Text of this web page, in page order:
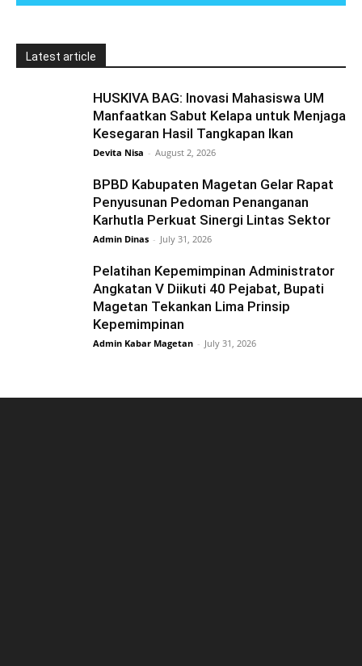
Latest article
HUSKIVA BAG: Inovasi Mahasiswa UM
Manfaatkan Sabut Kelapa untuk Menjaga
Kesegaran Hasil Tangkapan Ikan
Devita Nisa - August 2, 2026
BPBD Kabupaten Magetan Gelar Rapat
Penyusunan Pedoman Penanganan
Karhutla Perkuat Sinergi Lintas Sektor
Admin Dinas - July 31, 2026
Pelatihan Kepemimpinan Administrator
Angkatan V Diikuti 40 Pejabat, Bupati
Magetan Tekankan Lima Prinsip
Kepemimpinan
Admin Kabar Magetan - July 31, 2026